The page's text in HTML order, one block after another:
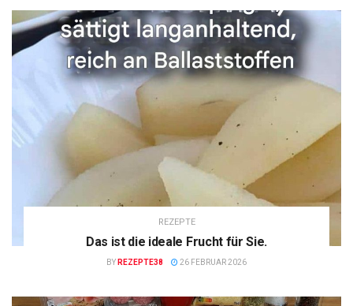
REZEPTE
Das ist die ideale Frucht für Sie.
BY REZEPTE38 26 FEBRUAR 2026